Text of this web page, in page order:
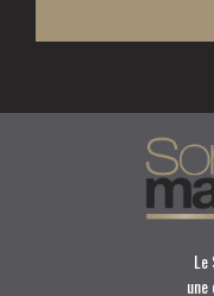
Le
une